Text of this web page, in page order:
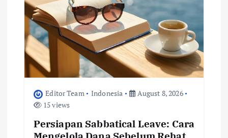
o
n
Editor Team Indonesia
August 8, 2026
15 views
Persiapan Sabbatical Leave: Cara